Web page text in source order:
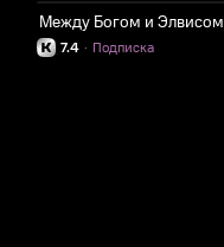
Между Богом и Элвисом
7.4 Подписка
·